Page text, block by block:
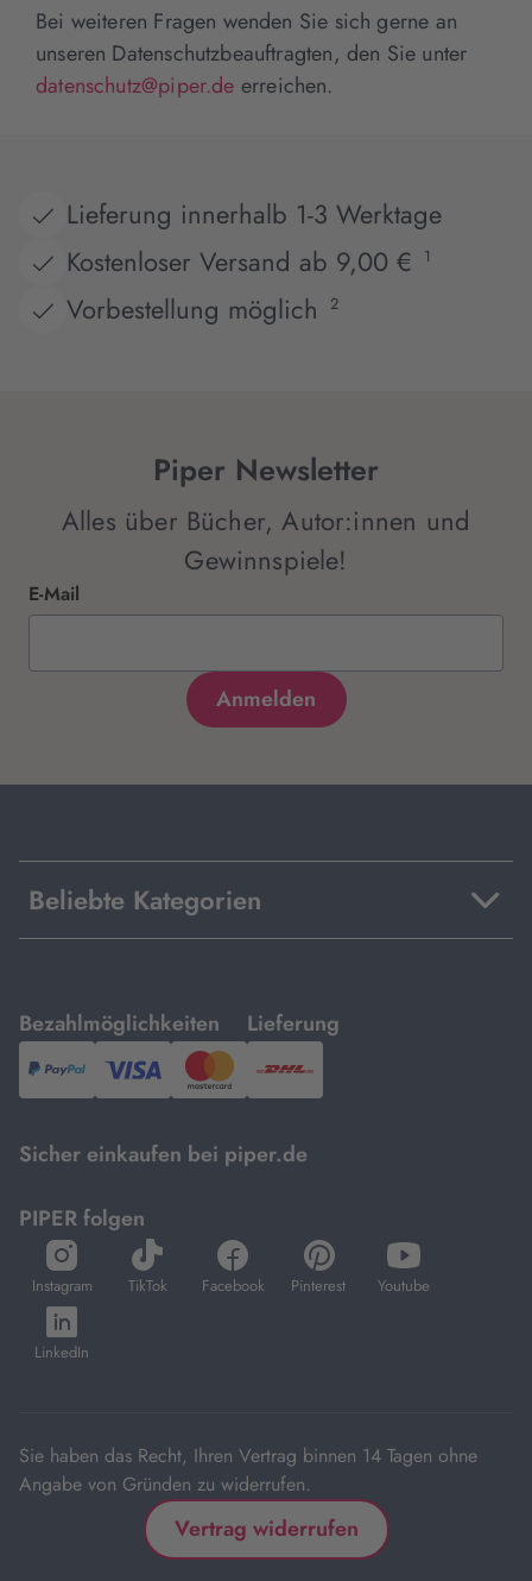
Bei weiteren Fragen wenden Sie sich gerne an
unseren Datenschutzbeauftragten, den Sie unter
datenschutz@piper.de erreichen.
Lieferung innerhalb 1-3 Werktage
Kostenloser Versand ab 9,00 €
1
Vorbestellung möglich 2
Piper Newsletter
Alles über Bücher, Autor:innen und
Gewinnspiele!
E-Mail
Beliebte Kategorien
Bezahlmöglichkeiten
mit
PayPal,Visa
und
Lieferung
mit
DHL.
Sicher einkaufen bei piper.de
PIPER folgen
Instagram
öffnet
in
neuem
Tab
TikTok
öffnet
in
Facebook
öffnet
in
Pinterest
öffnet
in
Youtube
öffnet
in
LinkedIn
öffnet
in
Sie haben das Recht, Ihren Vertrag binnen 14 Tagen ohne
Angabe von Gründen zu widerrufen.
Vertrag widerrufen